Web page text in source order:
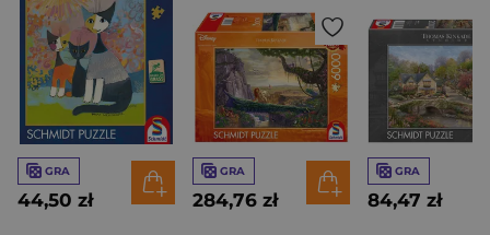
GRA
44,50 zł
GRA
284,76 zł
GRA
84,47 zł